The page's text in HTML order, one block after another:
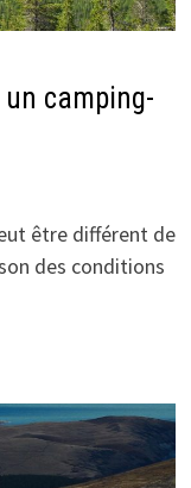
camping-
être différent de
des conditions